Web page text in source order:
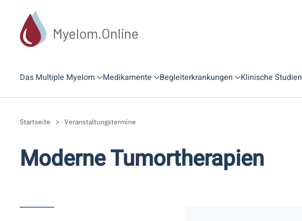
Zum Hauptinhalt springen
Das Multiple Myelom Medikamente Begleiterkrankungen Klinische Studien
Startseite Veranstaltungstermine
Moderne Tumortherapien